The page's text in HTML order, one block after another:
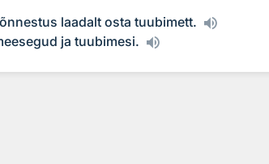
laadalt osta tuubimett.
ja tuubimesi.